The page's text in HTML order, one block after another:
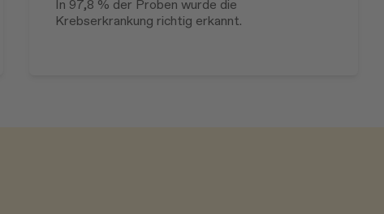
In 97,8 % der Proben wurde die
Krebserkrankung richtig erkannt.